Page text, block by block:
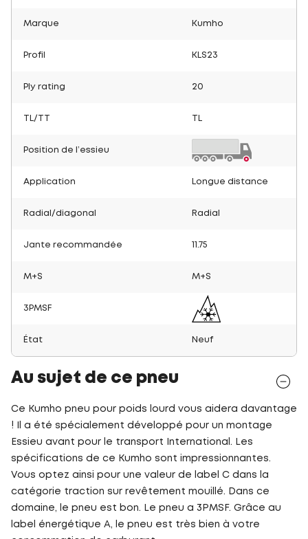
Marque Kumho
Profil KLS23
Ply rating 20
TL/TT
Position de l’essieu
Application Longue distance
Radial/diagonal Radial
Jante recommandée 11.75
M+S M+S
3PMSF
État Neuf
Au sujet de ce pneu
Ce Kumho pneu pour poids lourd vous aidera davantage
! Il a été spécialement développé pour un montage
Essieu avant pour le transport International. Les
spécifications de ce Kumho sont impressionnantes.
Vous optez ainsi pour une valeur de label C dans la
catégorie traction sur revêtement mouillé. Dans ce
domaine, le pneu est bon. Le pneu a 3PMSF. Grâce au
label énergétique A, le pneu est très bien à votre